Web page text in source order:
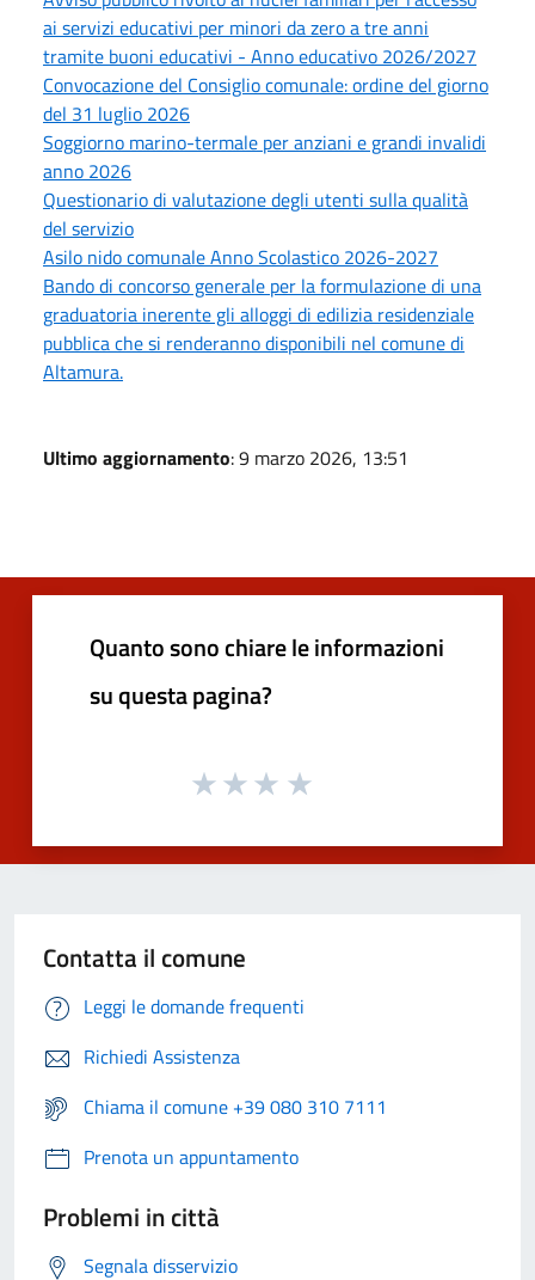
ai servizi educativi per minori da zero a tre anni
tramite buoni educativi - Anno educativo 2026/2027
Convocazione del Consiglio comunale: ordine del giorno
del 31 luglio 2026
Soggiorno marino-termale per anziani e grandi invalidi
anno 2026
Questionario di valutazione degli utenti sulla qualità
del servizio
Asilo nido comunale Anno Scolastico 2026-2027
Bando di concorso generale per la formulazione di una
graduatoria inerente gli alloggi di edilizia residenziale
pubblica che si renderanno disponibili nel comune di
Altamura.
Ultimo aggiornamento: 9 marzo 2026, 13:51
Quanto sono chiare le informazioni
su questa pagina?
Contatta il comune
Leggi le domande frequenti
Richiedi Assistenza
Chiama il comune +39 080 310 7111
Prenota un appuntamento
Problemi in città
Segnala disservizio